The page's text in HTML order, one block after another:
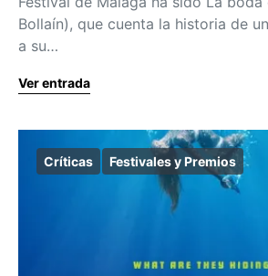
Bollaín), que cuenta la historia de
a su…
Ver entrada
Críticas Festivales y Premios